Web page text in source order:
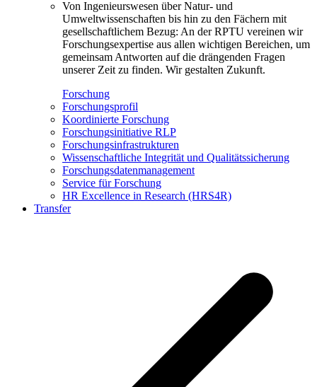
Von Ingenieurswesen über Natur- und
Umweltwissenschaften bis hin zu den Fächern mit
gesellschaftlichem Bezug: An der RPTU vereinen wir
Forschungsexpertise aus allen wichtigen Bereichen, um
gemeinsam Antworten auf die drängenden Fragen
unserer Zeit zu finden. Wir gestalten Zukunft.
Forschung
Forschungsprofil
Koordinierte Forschung
Forschungsinitiative RLP
Forschungsinfrastrukturen
Wissenschaftliche Integrität und Qualitätssicherung
Forschungsdatenmanagement
Service für Forschung
HR Excellence in Research (HRS4R)
Transfer